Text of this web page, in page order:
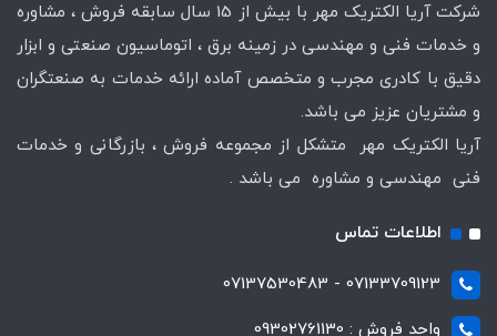
شرکت آریا الکتریک مهر با بیش از 15 سال سابقه فروش ، مشاوره
و خدمات فنی و مهندسی در زمینه برق ، اتوماسیون صنعتی و ابزار
دقیق با کادری مجرب و متخصص آماده ارائه خدمات به صنعتگران
و مشتریان عزیز می باشد.
آریا الکتریک مهر متشکل از مجموعه فروش ، بازرگانی و خدمات
فنی مهندسی و مشاوره می باشد .
اطلاعات تماس
07133709123 - 07137530483
واحد فروش : 09302761130